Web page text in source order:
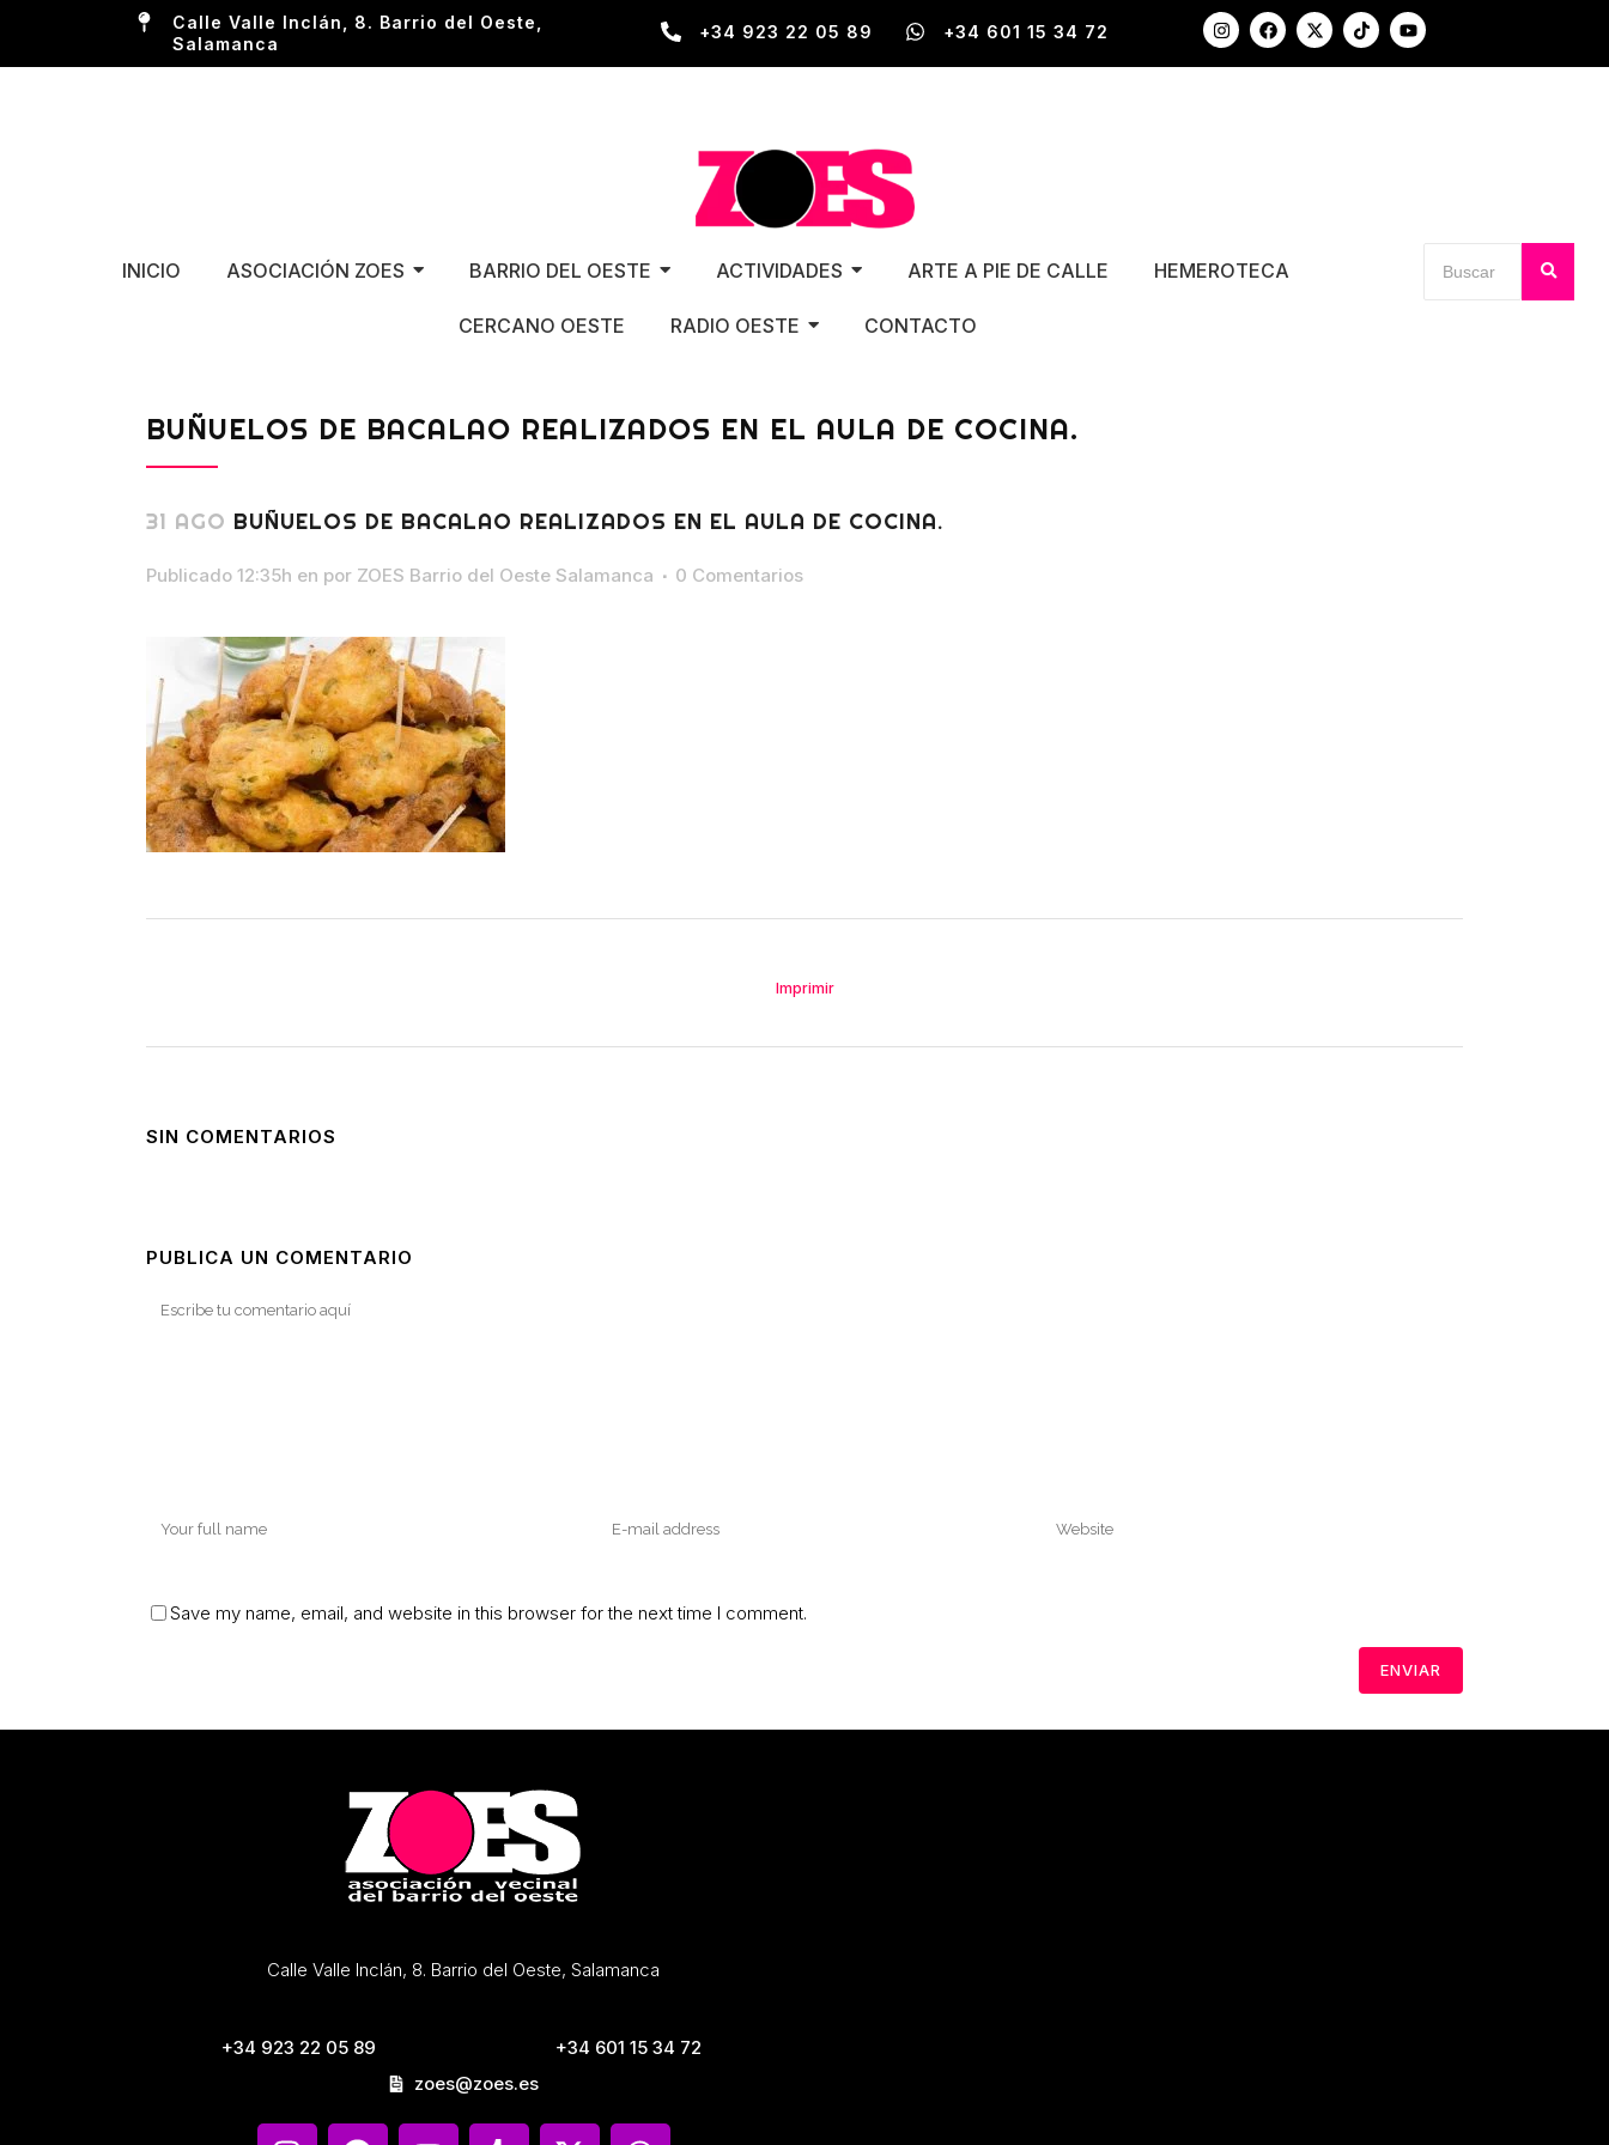
Calle Valle Inclán, 8. Barrio del Oeste,
Salamanca
+34 923 22 05 89 +34 601 15 34 72
INICIO ASOCIACIÓN ZOES BARRIO DEL OESTE ACTIVIDADES ARTE A PIE DE CALLE HEMEROTECA
CERCANO OESTE RADIO OESTE CONTACTO
BUÑUELOS DE BACALAO REALIZADOS EN EL AULA DE COCINA.
31 AGO BUÑUELOS DE BACALAO REALIZADOS EN EL AULA DE COCINA.
Publicado 12:35h en por ZOES Barrio del Oeste Salamanca 0 Comentarios
Imprimir
SIN COMENTARIOS
PUBLICA UN COMENTARIO
Save my name, email, and website in this browser for the next time I comment.
Calle Valle Inclán, 8. Barrio del Oeste, Salamanca
+34 923 22 05 89
+34 601 15 34 72
zoes@zoes.es